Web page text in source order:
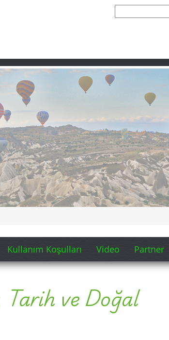
Kullanım Koşulları Video Partner
Tarih ve Doğal